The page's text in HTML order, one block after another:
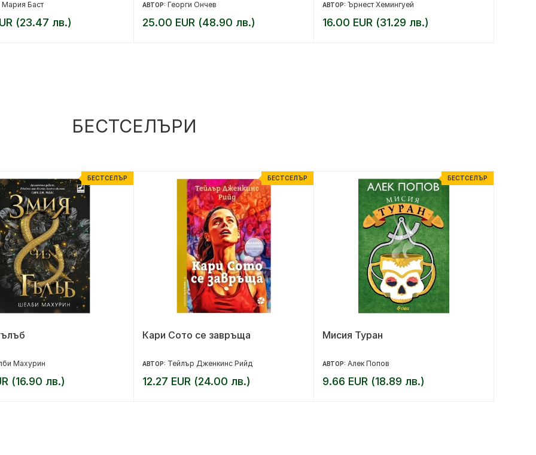
Мария Баст
(23.47 лв.)
АВТОР: Георги Ончев
25.00 EUR (48.90 лв.)
АВТОР: Ърнест Хемингуей
16.00 EUR (31.29 лв.)
БЕСТСЕЛЪРИ
БЕСТСЕЛЪР
Махурин
(16.90 лв.)
БЕСТСЕЛЪР
Кари Сото се завръща
АВТОР: Тейлър Дженкинс Рийд
12.27 EUR (24.00 лв.)
БЕСТСЕЛЪР
Мисия Туран
АВТОР: Алек Попов
9.66 EUR (18.89 лв.)